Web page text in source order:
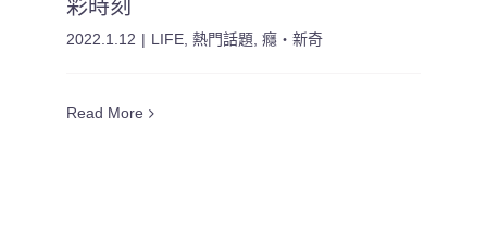
彩時刻
2022.1.12 | LIFE,熱門話題,癮・新奇
Read More